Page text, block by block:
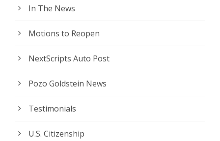
In The News
Motions to Reopen
NextScripts Auto Post
Pozo Goldstein News
Testimonials
U.S. Citizenship